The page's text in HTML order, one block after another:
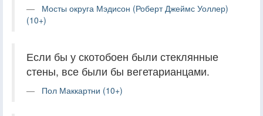
Мосты округа Мэдисон (Роберт Джеймс Уоллер)
(10+)
Если бы у скотобоен были стеклянные
стены, все были бы вегетарианцами.
Пол Маккартни (10+)